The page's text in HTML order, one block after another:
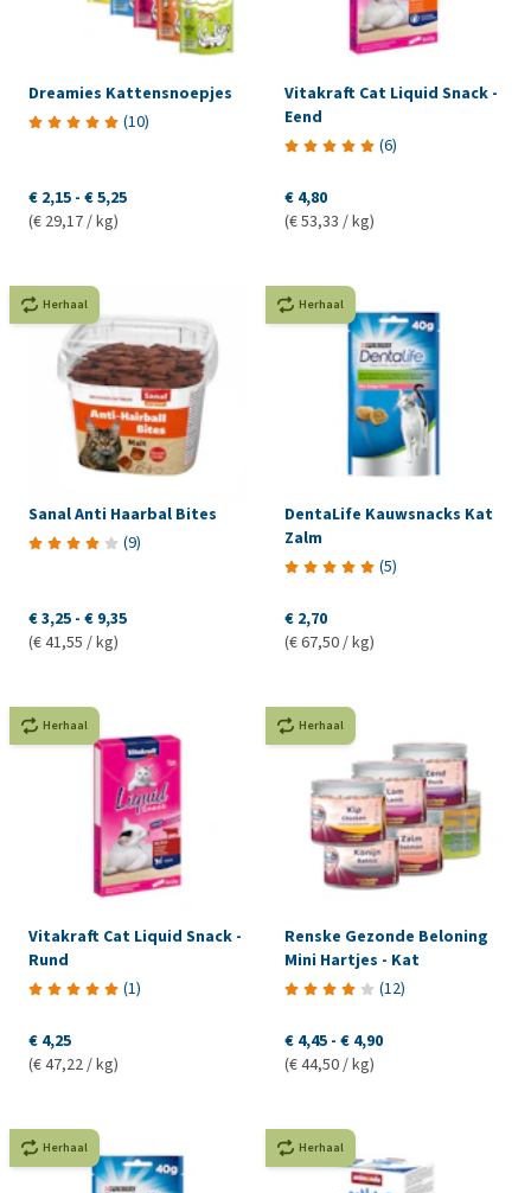
Dreamies Kattensnoepjes
(10)
€ 2,15 - € 5,25
(€ 29,17 / kg)
Vitakraft Cat Liquid Snack -
Eend
(6)
€ 4,80
(€ 53,33 / kg)
Herhaal
Sanal Anti Haarbal Bites
(9)
€ 3,25 - € 9,35
(€ 41,55 / kg)
Herhaal
DentaLife Kauwsnacks Kat
Zalm
(5)
€ 2,70
(€ 67,50 / kg)
Herhaal
Vitakraft Cat Liquid Snack -
Rund
(1)
€ 4,25
(€ 47,22 / kg)
Herhaal
Renske Gezonde Beloning
Mini Hartjes - Kat
(12)
€ 4,45 - € 4,90
(€ 44,50 / kg)
Herhaal Herhaal